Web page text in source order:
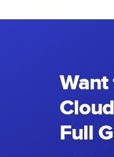
Want
Full